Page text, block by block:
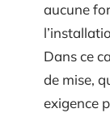
aucune
Dans ce
de mise,
exigence